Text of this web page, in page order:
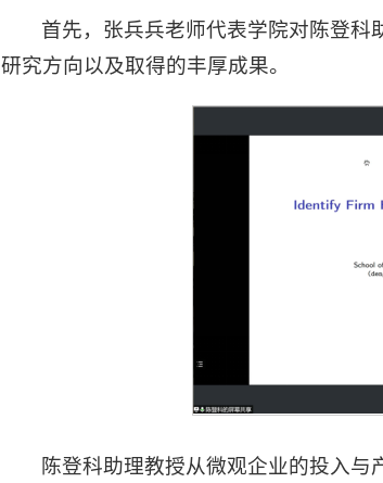
首先，张兵兵老师代表学院对陈登
研究方向以及取得的丰厚成果。
陈登科助理教授从微观企业的投入与